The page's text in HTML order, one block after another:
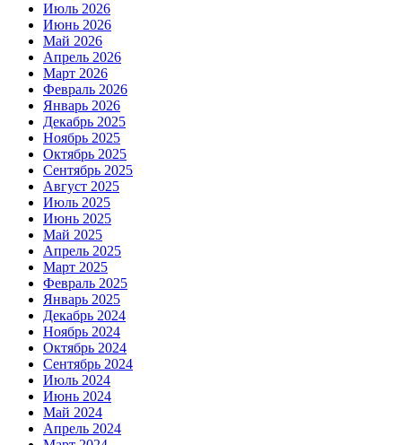
Июль 2026
Июнь 2026
Май 2026
Апрель 2026
Март 2026
Февраль 2026
Январь 2026
Декабрь 2025
Ноябрь 2025
Октябрь 2025
Сентябрь 2025
Август 2025
Июль 2025
Июнь 2025
Май 2025
Апрель 2025
Март 2025
Февраль 2025
Январь 2025
Декабрь 2024
Ноябрь 2024
Октябрь 2024
Сентябрь 2024
Июль 2024
Июнь 2024
Май 2024
Апрель 2024